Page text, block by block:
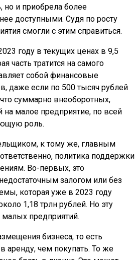
но и приобрела более
доступными. Судя по росту
смогли с этим справиться.
году в текущих ценах в 9,5
часть тратится на самого
собой финансовые
даже если по 500 тысяч рублей
суммарно внеоборотных,
на малое предприятие, по всей
роль.
к тому же, главным
политика поддержки
Во-первых, это
залогом или без
которая уже в 2023 году
1,18 трлн рублей. Но эту
предприятий.
бизнеса, то есть
чем покупать. То же